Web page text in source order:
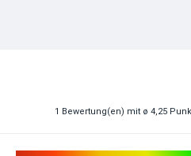
1 Bewertung(en) mit ø 4,25